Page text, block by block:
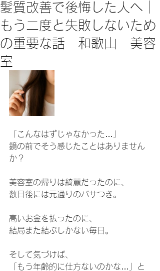
髪質改善で後悔した人へ｜
もう二度と失敗しないため
の重要な話 和歌山 美容
室
「こんなはずじゃなかった…」
鏡の前でそう感じたことはありません
か？
美容室の帰りは綺麗だったのに、
数日後には元通りのパサつき。
高いお金を払ったのに、
結局また結ぶしかない毎日。
そして気づけば、
「もう年齢的に仕方ないのかな…」と